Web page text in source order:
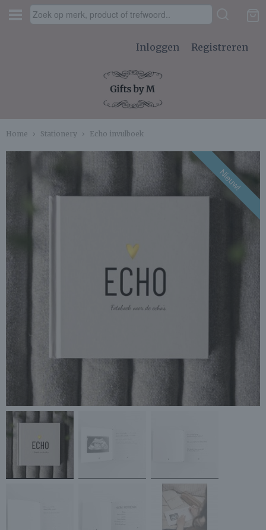
Inloggen Registreren
Home › Stationery › Echo invulboek
Nieuw!